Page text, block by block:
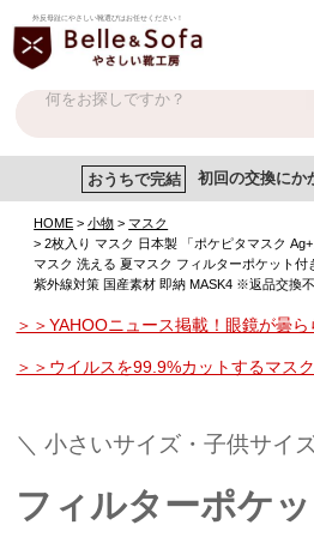
外反母趾にやさしい靴選びはお任せください！
おうちで完結 初回の交換にか
HOME 小物
マスク
2枚入り マスク 日本製 「ポケピタマスク
マスク 洗える 夏マスク フィルターポケット付
紫外線対策 国産素材 即納 MASK4 ※返品交換
＞＞YAHOOニュース掲載！眼鏡が曇
＞＞ウイルスを99.9%カットするマス
＼ 小さいサイズ・子供サイ
フィルターポケ